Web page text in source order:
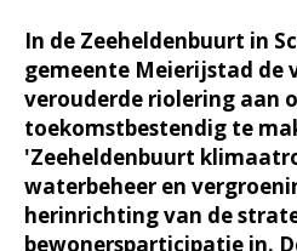
In de Zeeheldenbuurt in
gemeente Meierijstad de
verouderde riolering aan
toekomstbestendig te
'Zeeheldenbuurt
waterbeheer en
herinrichting van de
bewonersparticipatie in.